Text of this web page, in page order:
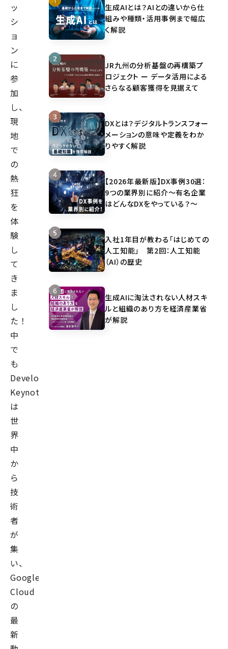
ッ
シ
ョ
ン
に
参
加
し、
現
地
で
の
熱
狂
を
体
験
し
て
き
ま
し
た！
中
で
も
Developer
Keynote
は
世
界
中
か
ら
技
術
者
が
集
い、
Google
Cloud
の
最
新
生成AIとは？AIとの違いから仕
組みや種類・活用事例まで幅広
く解説
JR九州の分析基盤の再構築プ
ロジェクト ー データ活用による
さらなる顧客獲得を見据えて
DXとは？デジタルトランスフォー
メーションの意味や定義をわか
りやすく解説
【2026年最新版】DX事例30選：
9つの業界別に紹介～有名企業
はどんなDXをやっている？～
入社1年目が教わる「はじめての
人工知能」 第2回：人工知能
（AI）の歴史
生成AIに淘汰されない人材スキ
ルと組織のあり方を経済産業省
が解説